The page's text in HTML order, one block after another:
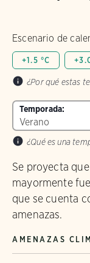
Escenario de
+1.5 °C
¿Por qué estas
Temporada:
¿Qué es una
Se proyecta
mayormente
que se cuenta
amenazas.
AMENAZAS